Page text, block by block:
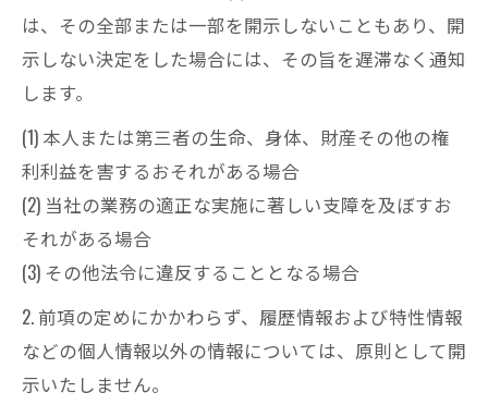
は、その全部または一部を開示しないこともあり、開
示しない決定をした場合には、その旨を遅滞なく通知
します。
(1) 本人または第三者の生命、身体、財産その他の権
利利益を害するおそれがある場合
(2) 当社の業務の適正な実施に著しい支障を及ぼすお
それがある場合
(3) その他法令に違反することとなる場合
2. 前項の定めにかかわらず、履歴情報および特性情報
などの個人情報以外の情報については、原則として開
示いたしません。